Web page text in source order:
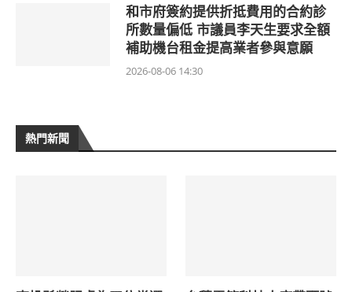
和市府簽約提供折抵費用的合約診
所數量偏低 市議員李天生要求全額
補助機台租金提高業者參與意願
2026-08-06 14:30
熱門新聞